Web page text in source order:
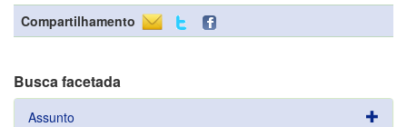
Compartilhamento
Busca facetada
Assunto